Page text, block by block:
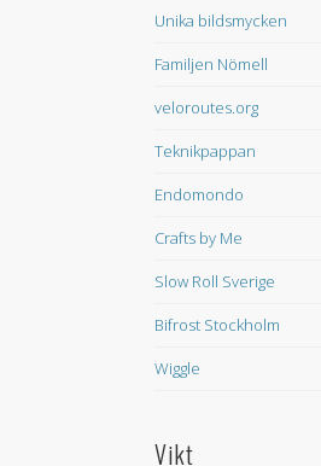
Unika bildsmycken
Familjen Nömell
veloroutes.org
Teknikpappan
Endomondo
Crafts by Me
Slow Roll Sverige
Bifrost Stockholm
Wiggle
Vikt